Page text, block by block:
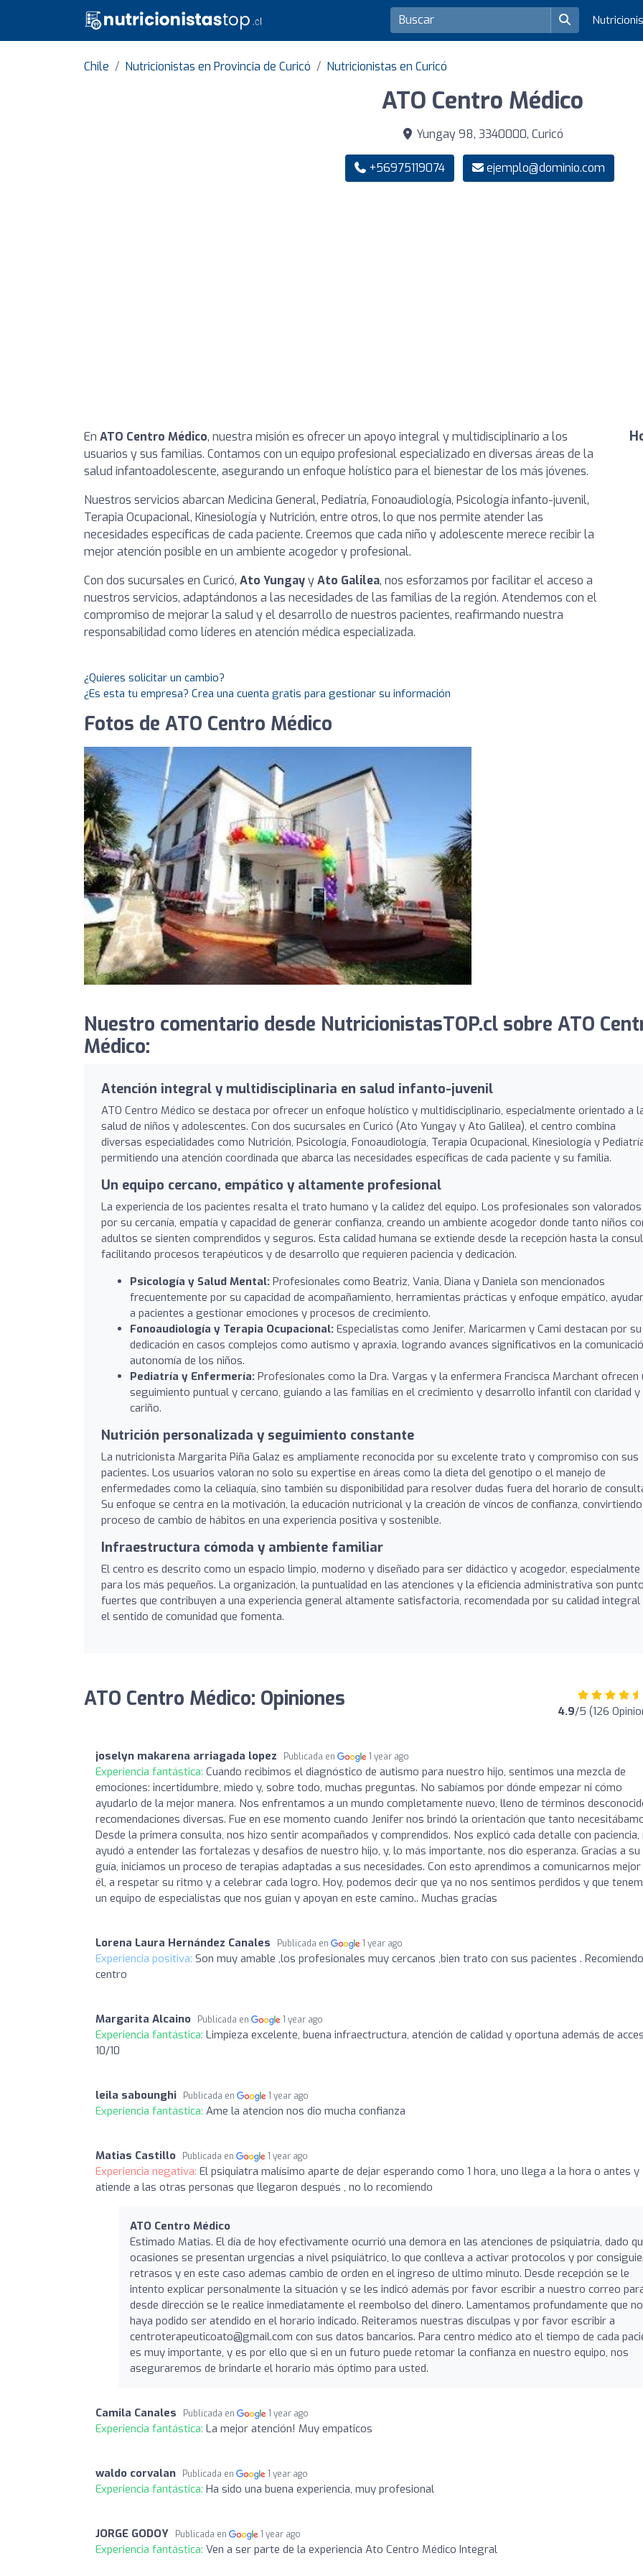
Chile Nutricionistas en Provincia de Curicó Nutricionistas en Curicó
ATO Centro Médico
Yungay 98, 3340000, Curicó
+56975119074 ejemplo@dominio.com
En ATO Centro Médico, nuestra misión es ofrecer un apoyo integral y multidisciplinario a los
usuarios y sus familias. Contamos con un equipo profesional especializado en diversas áreas de la
salud infantoadolescente, asegurando un enfoque holístico para el bienestar de los más jóvenes.
Nuestros servicios abarcan Medicina General, Pediatría, Fonoaudiología, Psicología infanto-juvenil,
Terapia Ocupacional, Kinesiología y Nutrición, entre otros, lo que nos permite atender las
necesidades específicas de cada paciente. Creemos que cada niño y adolescente merece recibir la
mejor atención posible en un ambiente acogedor y profesional.
Con dos sucursales en Curicó, Ato YungayyAto Galilea, nos esforzamos por facilitar el acceso a
nuestros servicios, adaptándonos a las necesidades de las familias de la región. Atendemos con el
compromiso de mejorar la salud y el desarrollo de nuestros pacientes, reafirmando nuestra
responsabilidad como líderes en atención médica especializada.
¿Quieres solicitar un cambio?
¿Es esta tu empresa? Crea una cuenta gratis para gestionar su información
Fotos de ATO Centro Médico
Nuestro comentario desde NutricionistasTOP.cl sobre ATO
Médico:
Atención integral y multidisciplinaria en salud infanto-juvenil
ATO Centro Médico se destaca por ofrecer un enfoque holístico y multidisciplinario, especialmente orientado a
salud de niños y adolescentes. Con dos sucursales en Curicó (Ato Yungay y Ato Galilea), el centro combina
diversas especialidades como Nutrición, Psicología, Fonoaudiología, Terapia Ocupacional, Kinesiología y
permitiendo una atención coordinada que abarca las necesidades específicas de cada paciente y su familia.
Un equipo cercano, empático y altamente profesional
La experiencia de los pacientes resalta el trato humano y la calidez del equipo. Los profesionales son valorados
por su cercanía, empatía y capacidad de generar confianza, creando un ambiente acogedor donde tanto niños
adultos se sienten comprendidos y seguros. Esta calidad humana se extiende desde la recepción hasta la
facilitando procesos terapéuticos y de desarrollo que requieren paciencia y dedicación.
Psicología y Salud Mental: Profesionales como Beatriz, Vania, Diana y Daniela son mencionados
frecuentemente por su capacidad de acompañamiento, herramientas prácticas y enfoque empático,
a pacientes a gestionar emociones y procesos de crecimiento.
Fonoaudiología y Terapia Ocupacional: Especialistas como Jenifer, Maricarmen y Cami destacan por su
dedicación en casos complejos como autismo y apraxia, logrando avances significativos en la
autonomía de los niños.
Pediatría y Enfermería: Profesionales como la Dra. Vargas y la enfermera Francisca Marchant ofrecen
seguimiento puntual y cercano, guiando a las familias en el crecimiento y desarrollo infantil con claridad y
cariño.
Nutrición personalizada y seguimiento constante
La nutricionista Margarita Piña Galaz es ampliamente reconocida por su excelente trato y compromiso con sus
pacientes. Los usuarios valoran no solo su expertise en áreas como la dieta del genotipo o el manejo de
enfermedades como la celiaquía, sino también su disponibilidad para resolver dudas fuera del horario de
Su enfoque se centra en la motivación, la educación nutricional y la creación de víncos de confianza,
proceso de cambio de hábitos en una experiencia positiva y sostenible.
Infraestructura cómoda y ambiente familiar
El centro es descrito como un espacio limpio, moderno y diseñado para ser didáctico y acogedor, especialmente
para los más pequeños. La organización, la puntualidad en las atenciones y la eficiencia administrativa son
fuertes que contribuyen a una experiencia general altamente satisfactoria, recomendada por su calidad integral
el sentido de comunidad que fomenta.
ATO Centro Médico: Opiniones 4.9/5 (126
joselyn makarena arriagada lopez Publicada en 1 year ago
Experiencia fantástica: Cuando recibimos el diagnóstico de autismo para nuestro hijo, sentimos una mezcla de
emociones: incertidumbre, miedo y, sobre todo, muchas preguntas. No sabíamos por dónde empezar ni cómo
ayudarlo de la mejor manera. Nos enfrentamos a un mundo completamente nuevo, lleno de términos
recomendaciones diversas. Fue en ese momento cuando Jenifer nos brindó la orientación que tanto
Desde la primera consulta, nos hizo sentir acompañados y comprendidos. Nos explicó cada detalle con paciencia,
ayudó a entender las fortalezas y desafíos de nuestro hijo, y, lo más importante, nos dio esperanza. Gracias a su
guía, iniciamos un proceso de terapias adaptadas a sus necesidades. Con esto aprendimos a comunicarnos mejor
él, a respetar su ritmo y a celebrar cada logro. Hoy, podemos decir que ya no nos sentimos perdidos y que
un equipo de especialistas que nos guian y apoyan en este camino.. Muchas gracias
Lorena Laura Hernández Canales Publicada en 1 year ago
Experiencia positiva: Son muy amable ,los profesionales muy cercanos ,bien trato con sus pacientes .
centro
Margarita Alcaino Publicada en 1 year ago
Experiencia fantástica: Limpieza excelente, buena infraectructura, atención de calidad y oportuna además de
10/10
leila sabounghi Publicada en 1 year ago
Experiencia fantástica: Ame la atencion nos dio mucha confianza
Matias Castillo Publicada en 1 year ago
Experiencia negativa: El psiquiatra malísimo aparte de dejar esperando como 1 hora, uno llega a la hora o antes y
atiende a las otras personas que llegaron después , no lo recomiendo
ATO Centro Médico
Estimado Matias. El día de hoy efectivamente ocurrió una demora en las atenciones de psiquiatría, dado
ocasiones se presentan urgencias a nivel psiquiátrico, lo que conlleva a activar protocolos y por
retrasos y en este caso ademas cambio de orden en el ingreso de ultimo minuto. Desde recepción se le
intento explicar personalmente la situación y se les indicó además por favor escribir a nuestro correo
desde dirección se le realice inmediatamente el reembolso del dinero. Lamentamos profundamente que no
haya podido ser atendido en el horario indicado. Reiteramos nuestras disculpas y por favor escribir a
centroterapeuticoato@gmail.com con sus datos bancarios. Para centro médico ato el tiempo de cada
es muy importante, y es por ello que si en un futuro puede retomar la confianza en nuestro equipo, nos
aseguraremos de brindarle el horario más óptimo para usted.
Camila Canales Publicada en 1 year ago
Experiencia fantástica: La mejor atención! Muy empaticos
waldo corvalan Publicada en 1 year ago
Experiencia fantástica: Ha sido una buena experiencia, muy profesional
JORGE GODOY Publicada en 1 year ago
Experiencia fantástica: Ven a ser parte de la experiencia Ato Centro Médico Integral